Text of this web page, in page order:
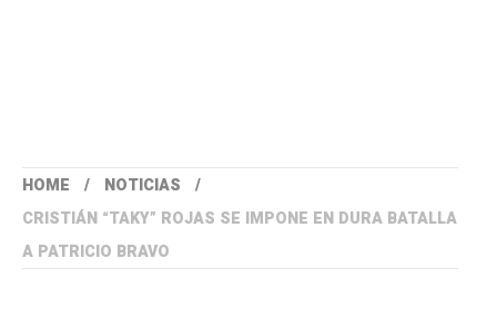
HOME
NOTICIAS
CRISTIÁN “TAKY” ROJAS SE IMPONE EN DURA BATALLA
A PATRICIO BRAVO